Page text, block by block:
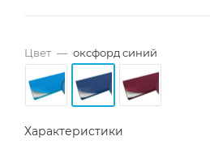
Цвет — оксфорд синий
Характеристики